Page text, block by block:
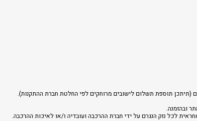
(תיתכן תוספת תשלום לישובים מרוחקים לפי החלטת חברת ההתקנות).
ובהזמנה.
לכל נזק הנגרם על ידי חברת ההרכבה ועובדיה ו/או לאיכות ההרכבה.